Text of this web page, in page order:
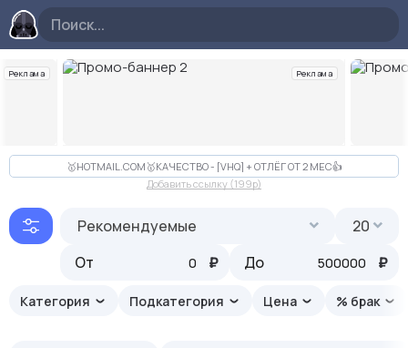
Реклама Реклама
Слайд 2 из 10
🥇HOTMAIL.COM🥇КАЧЕСТВО - [VHQ] + ОТЛЁГ ОТ 2 МЕС👍
Добавить ссылку (199p)
Рекомендуемые
От
₽ До ₽
20
Категория Подкатегория Цена % брак